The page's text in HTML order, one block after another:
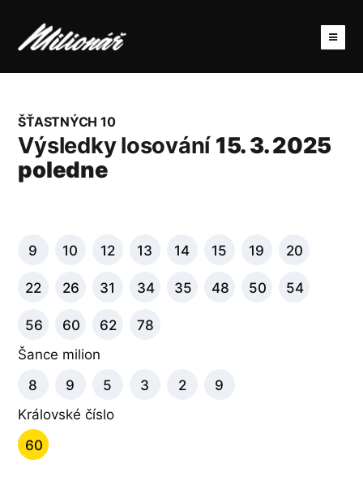
ŠŤASTNÝCH 10
Výsledky losování 15. 3. 2025
poledne
9 10 12 13 14 15 19 20
22 26 31 34 35 48 50 54
56 60 62
78
Šance milion
8
9 5 3 2
9
Královské číslo
60